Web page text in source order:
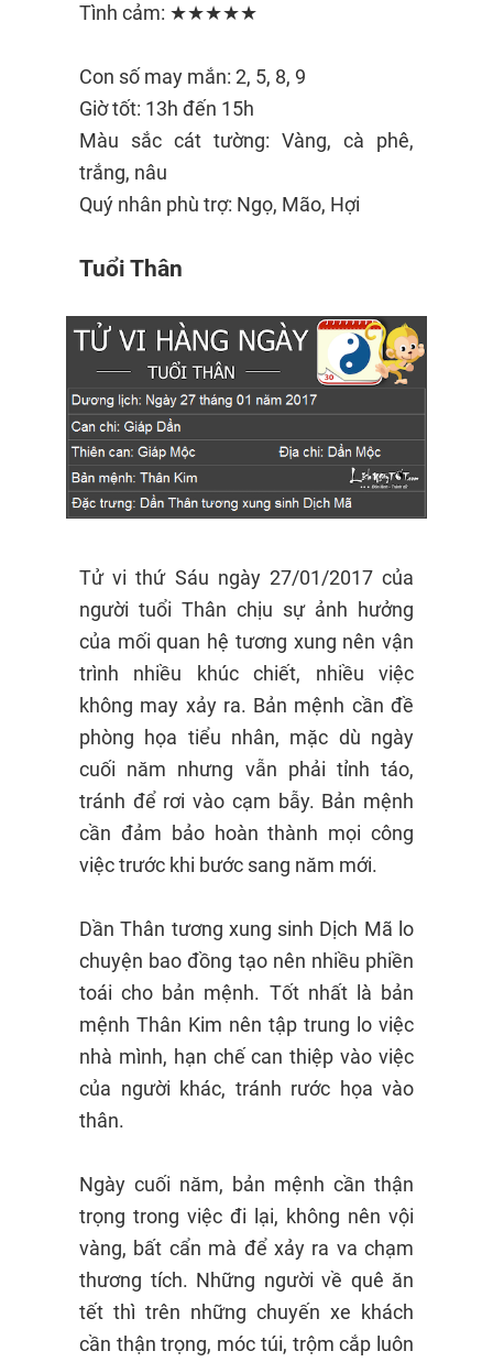
Tình cảm: ★★★★★
Con số may mắn: 2, 5, 8, 9
Giờ tốt: 13h đến 15h
Màu sắc cát tường: Vàng, cà phê,
trắng, nâu
Quý nhân phù trợ: Ngọ, Mão, Hợi
Tuổi Thân
Tử vi thứ Sáu ngày 27/01/2017 của
người tuổi Thân chịu sự ảnh hưởng
của mối quan hệ tương xung nên vận
trình nhiều khúc chiết, nhiều việc
không may xảy ra. Bản mệnh cần đề
phòng họa tiểu nhân, mặc dù ngày
cuối năm nhưng vẫn phải tỉnh táo,
tránh để rơi vào cạm bẫy. Bản mệnh
cần đảm bảo hoàn thành mọi công
việc trước khi bước sang năm mới.
Dần Thân tương xung sinh Dịch Mã lo
chuyện bao đồng tạo nên nhiều phiền
toái cho bản mệnh. Tốt nhất là bản
mệnh Thân Kim nên tập trung lo việc
nhà mình, hạn chế can thiệp vào việc
của người khác, tránh rước họa vào
thân.
Ngày cuối năm, bản mệnh cần thận
trọng trong việc đi lại, không nên vội
vàng, bất cẩn mà để xảy ra va chạm
thương tích. Những người về quê ăn
tết thì trên những chuyến xe khách
cần thận trọng, móc túi, trộm cắp luôn